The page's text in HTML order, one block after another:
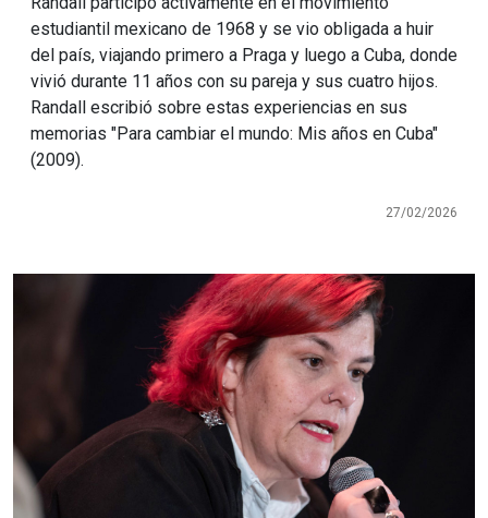
estudiantil mexicano de 1968 y se vio obligada a huir
del país, viajando primero a Praga y luego a Cuba, donde
vivió durante 11 años con su pareja y sus cuatro hijos.
Randall escribió sobre estas experiencias en sus
memorias "Para cambiar el mundo: Mis años en Cuba"
(2009).
27/02/2026
Imagen